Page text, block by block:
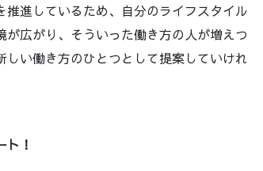
進しているため、自分のライフスタイル
広がり、そういった働き方の人が増えつ
い働き方のひとつとして提案していけれ
！